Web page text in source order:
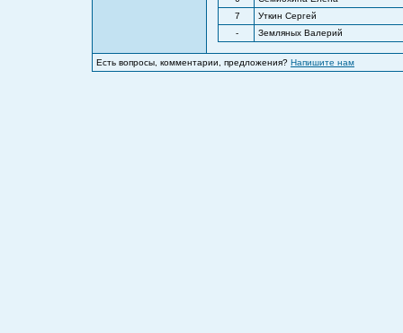
7
Уткин Сергей
-
Земляных Валерий
Есть вопросы, комментарии, предложения? Напишите нам